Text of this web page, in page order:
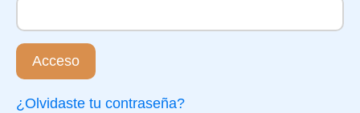
Acceso
¿Olvidaste tu contraseña?